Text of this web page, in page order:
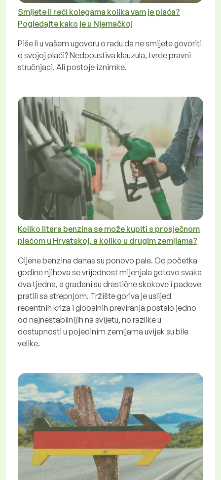
Smijete li reći kolegama kolika vam je plaća?
Pogledajte kako je u Njemačkoj
Piše li u vašem ugovoru o radu da ne smijete govoriti
o svojoj plaći? Nedopustiva klauzula, tvrde pravni
stručnjaci. Ali postoje iznimke.
Koliko litara benzina se može kupiti s prosječnom
plaćom u Hrvatskoj, a koliko u drugim zemljama?
Cijene benzina danas su ponovo pale. Od početka
godine njihova se vrijednost mijenjala gotovo svaka
dva tjedna, a građani su drastične skokove i padove
pratili sa strepnjom. Tržište goriva je uslijed
recentnih kriza i globalnih previranja postalo jedno
od najnestabilnijih na svijetu, no razlike u
dostupnosti u pojedinim zemljama uvijek su bile
velike.